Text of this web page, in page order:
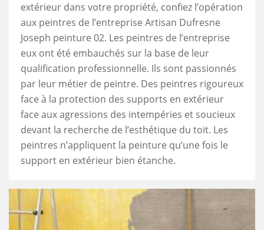
extérieur dans votre propriété, confiez l’opération
aux peintres de l’entreprise Artisan Dufresne
Joseph peinture 02. Les peintres de l’entreprise
eux ont été embauchés sur la base de leur
qualification professionnelle. Ils sont passionnés
par leur métier de peintre. Des peintres rigoureux
face à la protection des supports en extérieur
face aux agressions des intempéries et soucieux
devant la recherche de l’esthétique du toit. Les
peintres n’appliquent la peinture qu’une fois le
support en extérieur bien étanche.